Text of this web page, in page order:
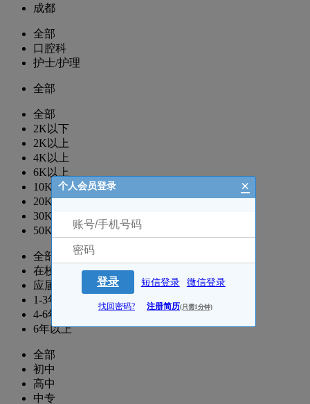
成都
全部
口腔科
护士/护理
全部
全部
2K以下
2K以上
4K以上
6K以上
10K以上
20K以上
30K以上
50K以上
全部
在校生
应届生
1-3年
4-6年
6年以上
全部
初中
高中
中专
个人会员登录 ×
登录 短信登录 微信登录
找回密码? 注册简历(只需1分钟)